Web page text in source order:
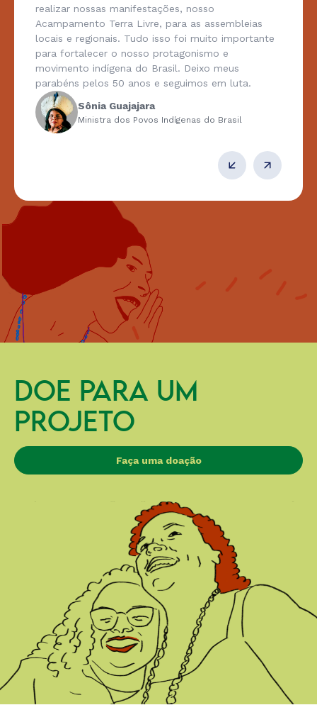
realizar nossas manifestações, nosso
Acampamento Terra Livre, para as assembleias
locais e regionais. Tudo isso foi muito importante
para fortalecer o nosso protagonismo e
movimento indígena do Brasil. Deixo meus
parabéns pelos 50 anos e seguimos em luta.
Sônia Guajajara
Ministra dos Povos Indígenas do Brasil
DOE PARA UM
PROJETO
Faça uma doação